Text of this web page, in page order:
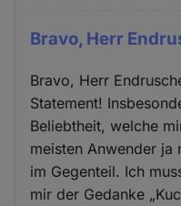
Bravo, Herr
Bravo, Herr
Statement!
Beliebtheit, welche
meisten Anwender ja
im Gegenteil. Ich
mir der Gedanke